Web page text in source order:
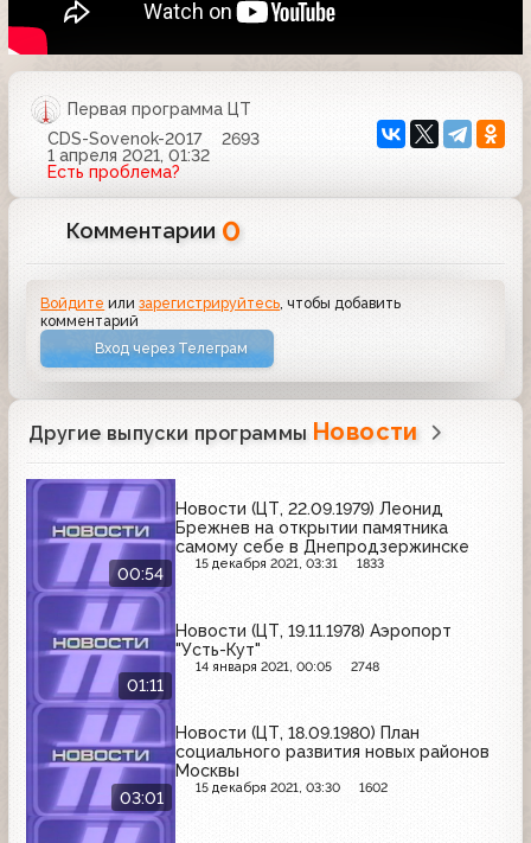
Первая программа ЦТ
CDS-Sovenok-2017
2693
1 апреля 2021, 01:32
Есть проблема?
Комментарии 0
Войдите илизарегистрируйтесь , чтобы добавить
комментарий
Вход через Телеграм
Другие выпуски программы Новости
00:54
Новости (ЦТ, 22.09.1979) Леонид
Брежнев на открытии памятника
самому себе в Днепродзержинске
15 декабря 2021, 03:31 1833
01:11
Новости (ЦТ, 19.11.1978) Аэропорт
"Усть-Кут"
14 января 2021, 00:05 2748
03:01
Новости (ЦТ, 18.09.1980) План
социального развития новых районов
Москвы
15 декабря 2021, 03:30 1602